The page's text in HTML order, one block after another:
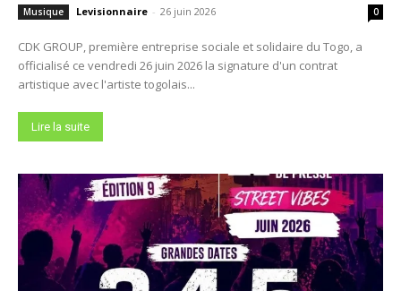
Musique Levisionnaire - 26 juin 2026 0
CDK GROUP, première entreprise sociale et solidaire du Togo, a
officialisé ce vendredi 26 juin 2026 la signature d'un contrat
artistique avec l'artiste togolais...
Lire la suite